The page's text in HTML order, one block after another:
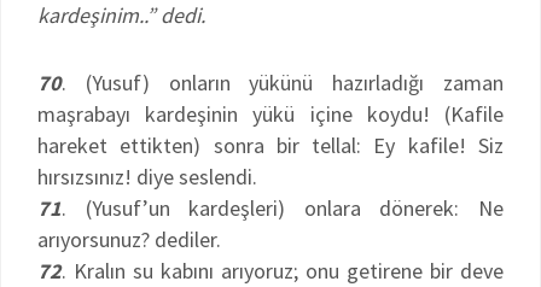
kardeşinim..” dedi.
70. (Yusuf) onların yükünü hazırladığı zaman
maşrabayı kardeşinin yükü içine koydu! (Kafile
hareket ettikten) sonra bir tellal: Ey kafile! Siz
hırsızsınız! diye seslendi.
71. (Yusuf’un kardeşleri) onlara dönerek: Ne
arıyorsunuz? dediler.
72. Kralın su kabını arıyoruz; onu getirene bir deve